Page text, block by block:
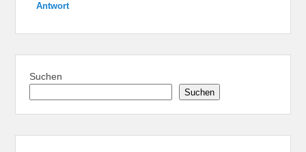
Antwort
Suchen
Suchen